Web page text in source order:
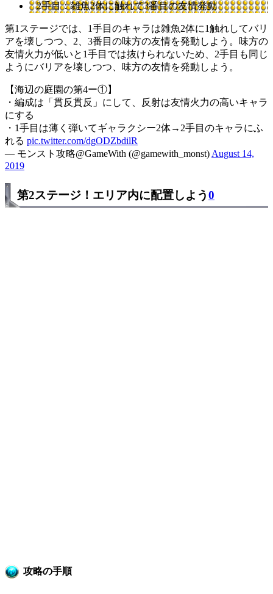
2手目：雑魚2体に触れて3番目の友情発動
第1ステージでは、1手目のキャラは雑魚2体に1触れしてバリ
アを壊しつつ、2、3番目の味方の友情を発動しよう。味方の
友情火力が低いと1手目では抜けられないため、2手目も同じ
ようにバリアを壊しつつ、味方の友情を発動しよう。
【海辺の庭園の第4ー①】
・編成は「貫反貫反」にして、反射は友情火力の高いキャラ
にする
・1手目は薄く弾いてギャラクシー2体→2手目のキャラにふ
れる pic.twitter.com/dgODZbdilR
— モンスト攻略@GameWith (@gamewith_monst) August 14,
2019
第2ステージ！エリア内に配置しよう0
攻略の手順